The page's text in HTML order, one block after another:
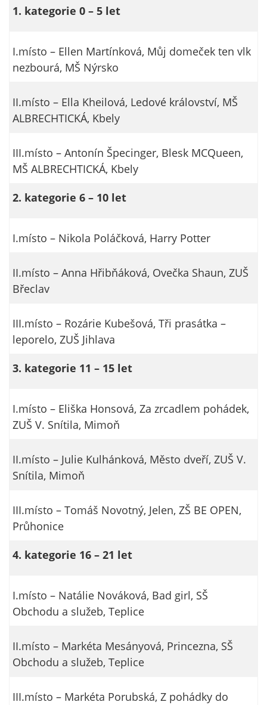
1. kategorie 0 – 5 let
I.místo – Ellen Martínková, Můj domeček ten vlk
nezbourá, MŠ Nýrsko
II.místo – Ella Kheilová, Ledové království, MŠ
ALBRECHTICKÁ, Kbely
III.místo – Antonín Špecinger, Blesk MCQueen,
MŠ ALBRECHTICKÁ, Kbely
2. kategorie 6 – 10 let
I.místo – Nikola Poláčková, Harry Potter
II.místo – Anna Hřibňáková, Ovečka Shaun, ZUŠ
Břeclav
III.místo – Rozárie Kubešová, Tři prasátka –
leporelo, ZUŠ Jihlava
3. kategorie 11 – 15 let
I.místo – Eliška Honsová, Za zrcadlem pohádek,
ZUŠ V. Snítila, Mimoň
II.místo – Julie Kulhánková, Město dveří, ZUŠ V.
Snítila, Mimoň
III.místo – Tomáš Novotný, Jelen, ZŠ BE OPEN,
Průhonice
4. kategorie 16 – 21 let
I.místo – Natálie Nováková, Bad girl, SŠ
Obchodu a služeb, Teplice
II.místo – Markéta Mesányová, Princezna, SŠ
Obchodu a služeb, Teplice
III.místo – Markéta Porubská, Z pohádky do
subjektů. Díky
založené na Vašich
těchto informací
používány pouze
údaje. Pokud
a reklam